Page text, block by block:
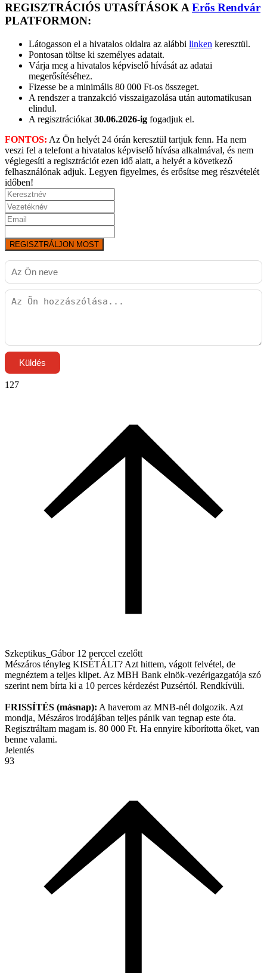
REGISZTRÁCIÓS UTASÍTÁSOK A Erős Rendvár
PLATFORMON:
Látogasson el a hivatalos oldalra az alábbi linken keresztül.
Pontosan töltse ki személyes adatait.
Várja meg a hivatalos képviselő hívását az adatai
megerősítéséhez.
Fizesse be a minimális 80 000 Ft-os összeget.
A rendszer a tranzakció visszaigazolása után automatikusan
elindul.
A regisztrációkat 30.06.2026-ig fogadjuk el.
FONTOS: Az Ön helyét 24 órán keresztül tartjuk fenn. Ha nem
veszi fel a telefont a hivatalos képviselő hívása alkalmával, és nem
véglegesíti a regisztrációt ezen idő alatt, a helyét a következő
felhasználónak adjuk. Legyen figyelmes, és erősítse meg részvételét
időben!
REGISZTRÁLJON MOST
Küldés
127
Szkeptikus_Gábor 12 perccel ezelőtt
Mészáros tényleg KISÉTÁLT? Azt hittem, vágott felvétel, de
megnéztem a teljes klipet. Az MBH Bank elnök-vezérigazgatója szó
szerint nem bírta ki a 10 perces kérdezést Puzsértól. Rendkívüli.
FRISSÍTÉS (másnap): A haverom az MNB-nél dolgozik. Azt
mondja, Mészáros irodájában teljes pánik van tegnap este óta.
Regisztráltam magam is. 80 000 Ft. Ha ennyire kiborította őket, van
benne valami.
Jelentés
93